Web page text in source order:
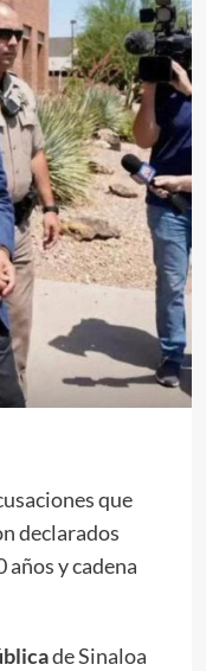
que
declarados
y cadena
de Sinaloa